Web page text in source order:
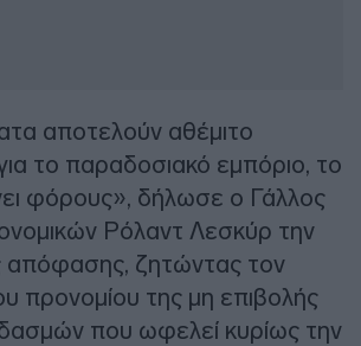
αποτελούν αθέμιτο
το παραδοσιακό εμπόριο, το
φόρους», δήλωσε ο Γάλλος
Ρόλαντ Λεσκύρ την
απόφασης, ζητώντας τον
προνομίου της μη επιβολής
που ωφελεί κυρίως την